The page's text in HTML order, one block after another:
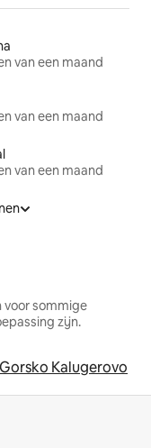
van een maand
van een maand
van een maand
voor sommige
zijn.
Gorsko Kalugerovo